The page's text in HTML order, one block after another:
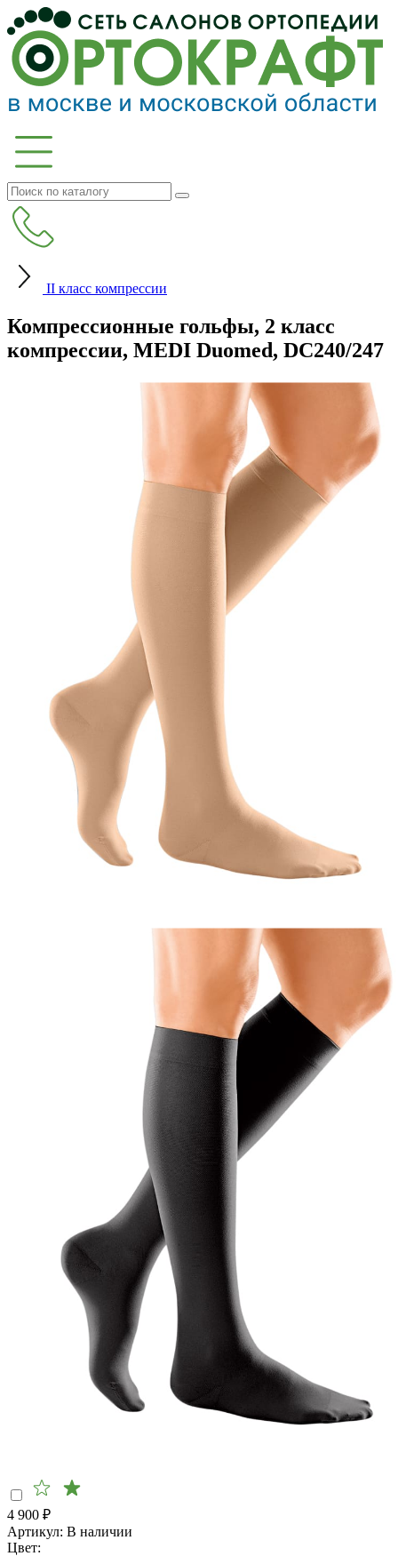
II класс компрессии
Компрессионные гольфы, 2 класс
компрессии, MEDI Duomed, DC240/247
4 900 ₽
Артикул: В наличии
Цвет: